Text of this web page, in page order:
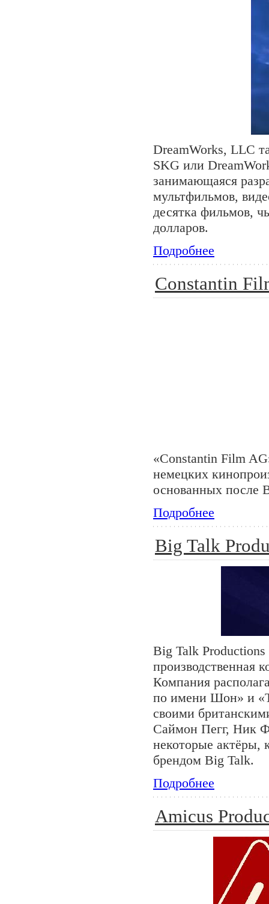
DreamWorks, LLC
SKG или
занимающаяся
мультфильмов,
десятка фильмов,
долларов.
Подробнее
Constantin
«Constantin Film
немецких
основанных после
Подробнее
Big Talk
Big Talk
производственная
Компания
по имени Шон» и
своими
Саймон Пегг, Ник
некоторые актёры,
брендом Big Talk.
Подробнее
Amicus